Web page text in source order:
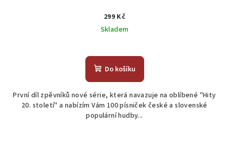
299 Kč
Skladem
Do košíku
První díl zpěvníků nové série, která navazuje na oblíbené "Hity
20. století" a nabízím Vám 100 písniček české a slovenské
populární hudby...